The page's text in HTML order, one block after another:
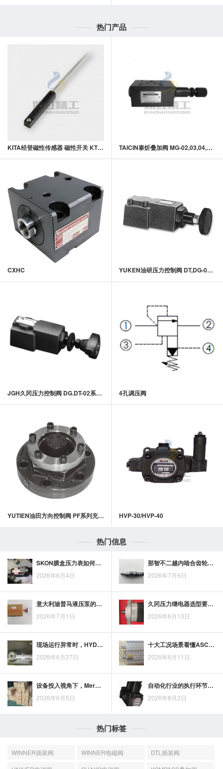
热门产品
KITA经登磁性传感器 磁性开关 KT06系列 TAICIN泰炘叠加阀 MG-02,03,04,06系列积层式减压阀
CXHC YUKEN油研压力控制阀 DT,DG-02系列 直动式溢流阀
JGH久冈压力控制阀 DG.DT-02系列直动式溢流阀 4孔调压阀
YUTIEN油田方向控制阀 PF系列充液阀 HVP-30/HVP-40
热门信息
SKON膜盒压力表如何适应工业测压需求变化
2026年6月4日
那智不二越内啮合齿轮泵在液压系统提效中的应用优势
2026年7月6日
意大利迪普马液压泵的可靠设计与工业应用特点解析
2026年7月1日
久冈压力继电器选型要看哪些关键因素
2026年6月13日
现场运行异常时，HYDROMAX电动液压泵可按电源、电机与油路逐项排查
2026年6月27日
十大工况场景看懂ASCO电磁阀的典型应用
2026年6月11日
设备投入视角下，Merkle油缸的选型价值与采购关注点
2026年6月5日
自动化行业的执行环节中，力士乐液压缸承担哪些关键作用？
2026年8月2日
热门标签
WINNER插装阀 WINNER电磁阀
DTL插装阀